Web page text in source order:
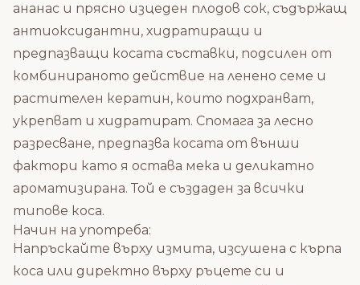
ананас и прясно изцеден плодов сок, съдържащ
антиоксидантни, хидратиращи и
предпазващи косата съставки, подсилен от
комбинираното действие на ленено семе и
растителен кератин, които подхранват,
укрепват и хидратират. Спомага за лесно
разресване, предпазва косата от външи
фактори като я остава мека и деликатно
ароматизирана. Той е създаден за всички
типове коса.
Начин на употреба:
Напръскайте върху измита, изсушена с кърпа
коса или директно върху ръцете си и